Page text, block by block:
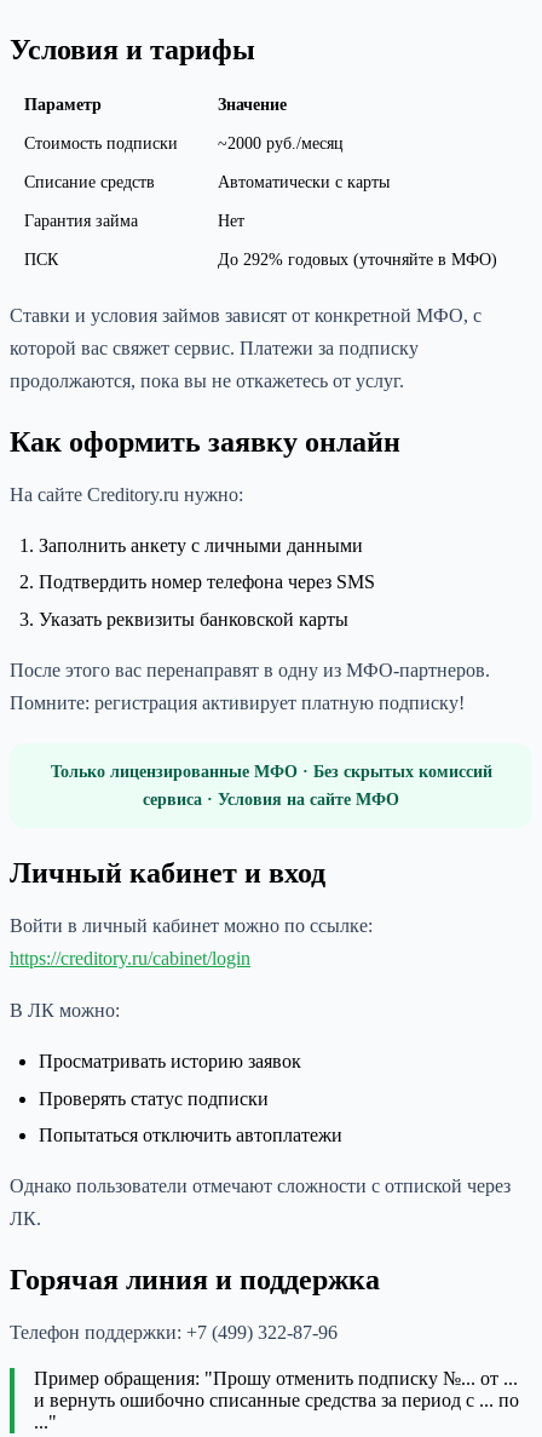
Условия и тарифы
Параметр Значение
Стоимость подписки ~2000 руб./месяц
Списание средств Автоматически с карты
Гарантия займа Нет
ПСК До 292% годовых (уточняйте в МФО)
Ставки и условия займов зависят от конкретной МФО, с
которой вас свяжет сервис. Платежи за подписку
продолжаются, пока вы не откажетесь от услуг.
Как оформить заявку онлайн
На сайте Creditory.ru нужно:
Заполнить анкету с личными данными
Подтвердить номер телефона через SMS
Указать реквизиты банковской карты
После этого вас перенаправят в одну из МФО-партнеров.
Помните: регистрация активирует платную подписку!
Только лицензированные МФО · Без скрытых комиссий
сервиса · Условия на сайте МФО
Личный кабинет и вход
Войти в личный кабинет можно по ссылке:
https://creditory.ru/cabinet/login
В ЛК можно:
Просматривать историю заявок
Проверять статус подписки
Попытаться отключить автоплатежи
Однако пользователи отмечают сложности с отпиской через
ЛК.
Горячая линия и поддержка
Телефон поддержки: +7 (499) 322-87-96
Пример обращения: "Прошу отменить подписку №... от ...
и вернуть ошибочно списанные средства за период с ... по
..."